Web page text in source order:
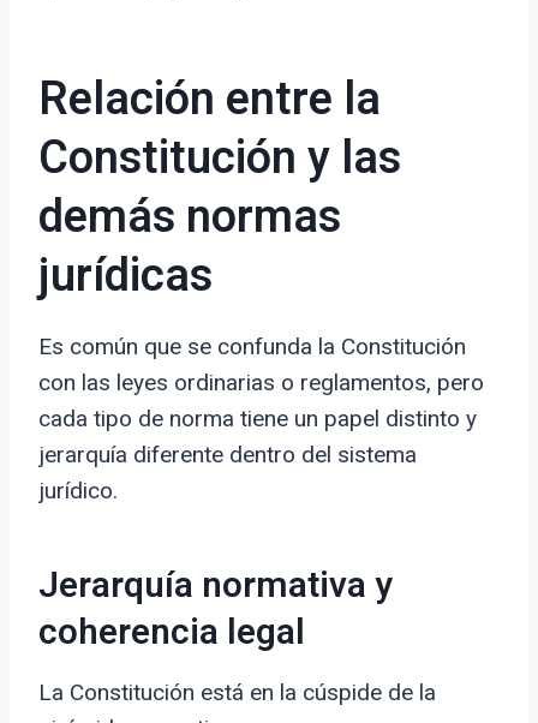
Relación entre la
Constitución y las
demás normas
jurídicas
Es común que se confunda la Constitución
con las leyes ordinarias o reglamentos, pero
cada tipo de norma tiene un papel distinto y
jerarquía diferente dentro del sistema
jurídico.
Jerarquía normativa y
coherencia legal
La Constitución está en la cúspide de la